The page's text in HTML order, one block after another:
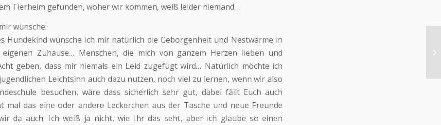
Tierheim gefunden, woher wir kommen, weiß leider niemand…
wünsche:
Hundekind wünsche ich mir natürlich die Geborgenheit und Nestwärme in
eigenen Zuhause… Menschen, die mich von ganzem Herzen lieben und
geben, dass mir niemals ein Leid zugefügt wird… Natürlich möchte ich
Leichtsinn auch dazu nutzen, noch viel zu lernen, wenn wir also
besuchen, wäre dass sicherlich sehr gut, dabei fällt Euch auch
mal das eine oder andere Leckerchen aus der Tasche und neue Freunde
da auch. Ich weiß ja nicht, wie Ihr das seht, aber ich glaube so einen